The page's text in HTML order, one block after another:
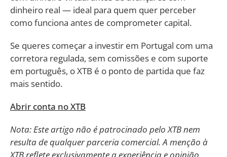
dinheiro real — ideal para quem quer perceber
como funciona antes de comprometer capital.
Se queres começar a investir em Portugal com uma
corretora regulada, sem comissões e com suporte
em português, o XTB é o ponto de partida que faz
mais sentido.
Abrir conta no XTB
Nota: Este artigo não é patrocinado pelo XTB nem
resulta de qualquer parceria comercial. A menção à
XTB reflete exclusivamente a experiência e opinião